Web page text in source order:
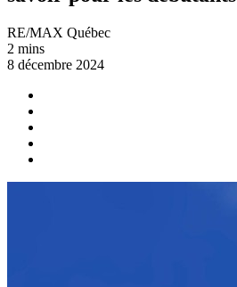
RE/MAX Québec
2 mins
8 décembre 2024